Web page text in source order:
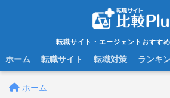
転職サイト・エージェントおすす
ホーム 転職サイト 転職対策 ランキ
ホーム